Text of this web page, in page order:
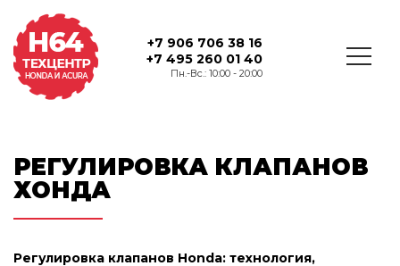
+7 906 706 38 16
+7 495 260 01 40
Пн.-Вс.: 10:00 - 20:00
РЕГУЛИРОВКА КЛАПАНОВ
ХОНДА
Регулировка клапанов Honda: технология,